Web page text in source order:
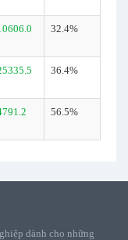
32.4%
36.4%
56.5%
dành cho những